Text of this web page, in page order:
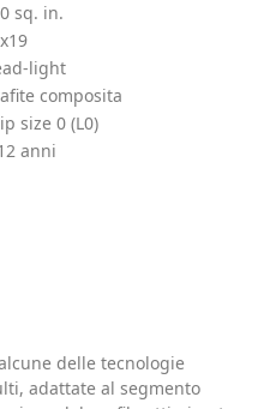
sq. in.
light
composita
size 0 (L0)
anni
delle tecnologie
adattate al segmento